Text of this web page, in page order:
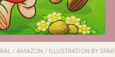
/ AMAZON / ILLUSTRATION BY